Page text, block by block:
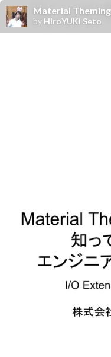
Material Theming
by HiroYUKI Seto